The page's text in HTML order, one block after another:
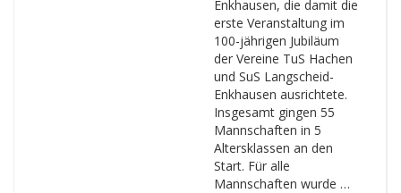
Enkhausen, die damit die
erste Veranstaltung im
100-jährigen Jubiläum
der Vereine TuS Hachen
und SuS Langscheid-
Enkhausen ausrichtete.
Insgesamt gingen 55
Mannschaften in 5
Altersklassen an den
Start. Für alle
Mannschaften wurde …